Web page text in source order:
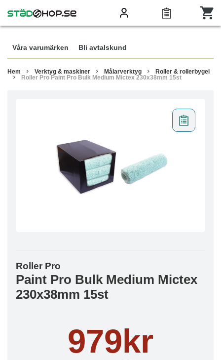
Våra varumärken Bli avtalskund
Hem Verktyg & maskiner Målarverktyg
Roller & rollerbygel
Roller Pro Paint Pro Bulk Medium Mictex 230x38mm 15st
Roller Pro
Paint Pro Bulk Medium Mictex
230x38mm 15st
979kr